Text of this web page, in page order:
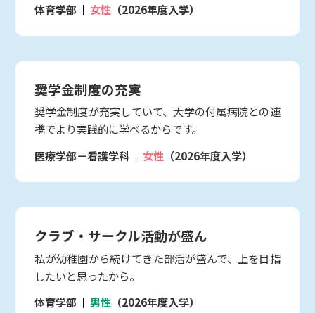
体育学部
女性 （2026年度入学）
奨学金制度の充実
奨学金制度が充実していて、大学の付属病院との連
携でより実践的に学べるからです。
医療学部－看護学科
女性 （2026年度入学）
クラブ・サークル活動が盛ん
私が幼稚園から続けてきた部活が盛んで、上を目指
したいと思ったから。
体育学部
男性 （2026年度入学）